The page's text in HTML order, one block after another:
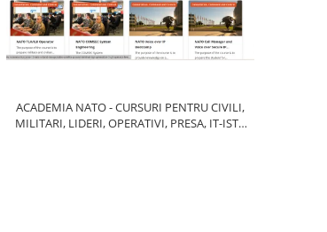
ACADEMIA NATO - CURSURI PENTRU CIVILI,
MILITARI, LIDERI, OPERATIVI, PRESA, IT-ISTI,